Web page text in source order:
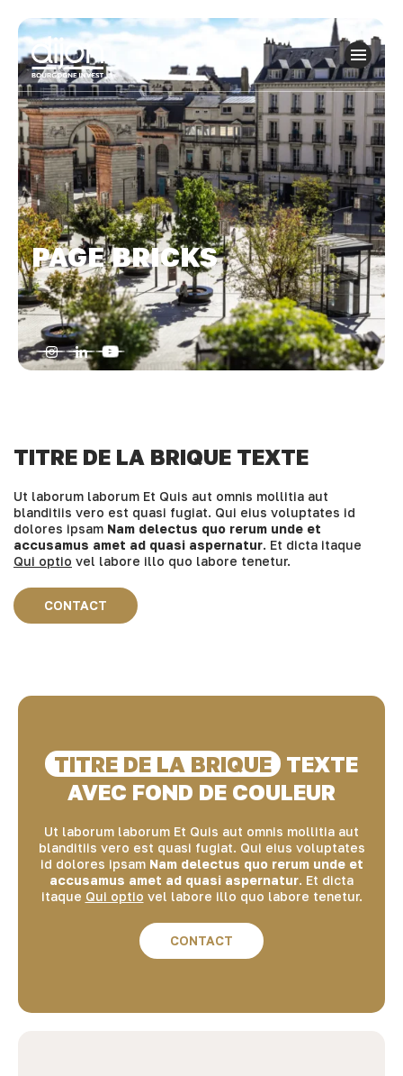
PAGE BRICKS
TITRE DE LA BRIQUE TEXTE
Ut laborum laborum Et Quis aut omnis mollitia aut
blanditiis vero est quasi fugiat. Qui eius voluptates id
dolores ipsam Nam delectus quo rerum unde et
accusamus amet ad quasi aspernatur. Et dicta itaque
Qui optio vel labore illo quo labore tenetur.
CONTACT
TITRE DE LA BRIQUE TEXTE
AVEC FOND DE COULEUR
Ut laborum laborum Et Quis aut omnis mollitia aut
blanditiis vero est quasi fugiat. Qui eius voluptates
id dolores ipsam Nam delectus quo rerum unde et
accusamus amet ad quasi aspernatur. Et dicta
itaque Qui optio vel labore illo quo labore tenetur.
CONTACT